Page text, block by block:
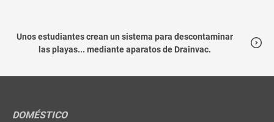
Unos estudiantes crean un sistema para descontaminar
las playas... mediante aparatos de Drainvac.
DOMÉSTICO